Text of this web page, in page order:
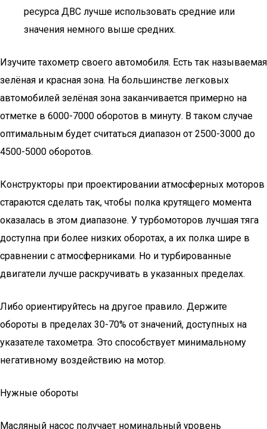
ресурса ДВС лучше использовать средние или
значения немного выше средних.
Изучите тахометр своего автомобиля. Есть так называемая
зелёная и красная зона. На большинстве легковых
автомобилей зелёная зона заканчивается примерно на
отметке в 6000-7000 оборотов в минуту. В таком случае
оптимальным будет считаться диапазон от 2500-3000 до
4500-5000 оборотов.
Конструкторы при проектировании атмосферных моторов
стараются сделать так, чтобы полка крутящего момента
оказалась в этом диапазоне. У турбомоторов лучшая тяга
доступна при более низких оборотах, а их полка шире в
сравнении с атмосферниками. Но и турбированные
двигатели лучше раскручивать в указанных пределах.
Либо ориентируйтесь на другое правило. Держите
обороты в пределах 30-70% от значений, доступных на
указателе тахометра. Это способствует минимальному
негативному воздействию на мотор.
Нужные обороты
Масляный насос получает номинальный уровень